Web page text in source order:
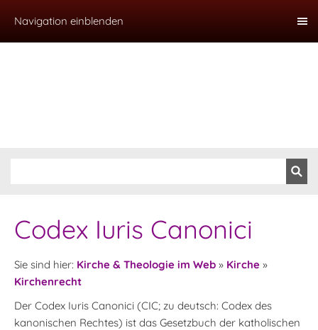
Navigation einblenden
Codex Iuris Canonici
Sie sind hier: Kirche & Theologie im Web » Kirche »
Kirchenrecht
Der Codex Iuris Canonici (CIC; zu deutsch: Codex des
kanonischen Rechtes) ist das Gesetzbuch der katholischen